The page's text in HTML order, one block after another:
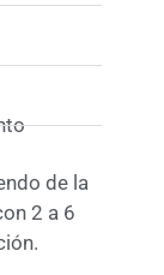
de la
2 a 6